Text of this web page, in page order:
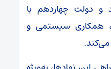
و دولت چهاردهم با
همکاری سیستمی و
می‌کند.